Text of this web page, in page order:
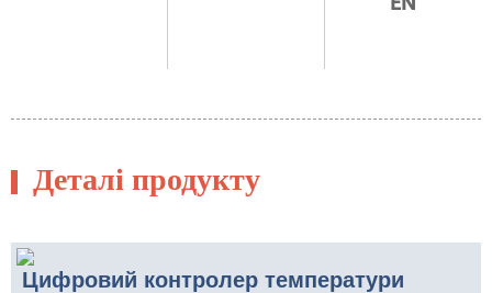
Деталі продукту
Цифровий контролер температури